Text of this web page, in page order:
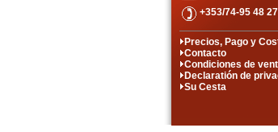
+353/74-95 48
Precios, Pago y
Contacto
Condiciones de
Declaratión de
Su Cesta